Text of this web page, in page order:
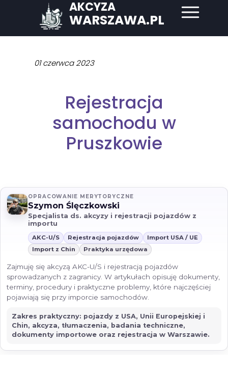
AKCYZA
WARSZAWA.PL
01 czerwca 2023
Rejestracja
samochodu w
Pruszkowie
OPRACOWANIE MERYTORYCZNE
Szymon Ślęczkowski
Specjalista ds. akcyzy i rejestracji pojazdów z
importu
AKC-U/S Rejestracja pojazdów
Import USA / UE
Import z Chin
Praktyka urzędowa
Zajmuję się akcyzą AKC-U/S i rejestracją pojazdów
sprowadzanych z zagranicy. W artykułach opisuję dokumenty,
terminy, procedury i praktyczne problemy, które najczęściej
pojawiają się przy imporcie samochodów.
Zakres praktyczny: pojazdy z USA, Unii Europejskiej i
Chin, akcyza, tłumaczenia, badania techniczne,
dokumenty importowe oraz rejestracja w Warszawie.